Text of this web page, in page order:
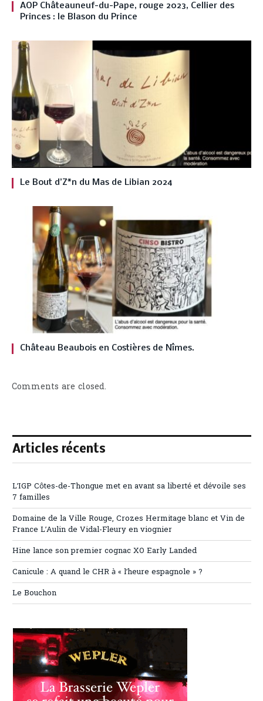
AOP Châteauneuf-du-Pape, rouge 2023, Cellier des
Princes : le Blason du Prince
Le Bout d’Z*n du Mas de Libian 2024
Château Beaubois en Costières de Nîmes.
Comments are closed.
Articles récents
L’IGP Côtes-de-Thongue met en avant sa liberté et dévoile ses
7 familles
Domaine de la Ville Rouge, Crozes Hermitage blanc et Vin de
France L’Aulin de Vidal-Fleury en viognier
Hine lance son premier cognac XO Early Landed
Canicule : A quand le CHR à « l’heure espagnole » ?
Le Bouchon